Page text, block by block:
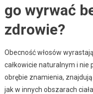
go wyrwać
zdrowie?
Obecność włosów
całkowicie naturalnym i nie
obrębie znamienia,
jak w innych obszarach